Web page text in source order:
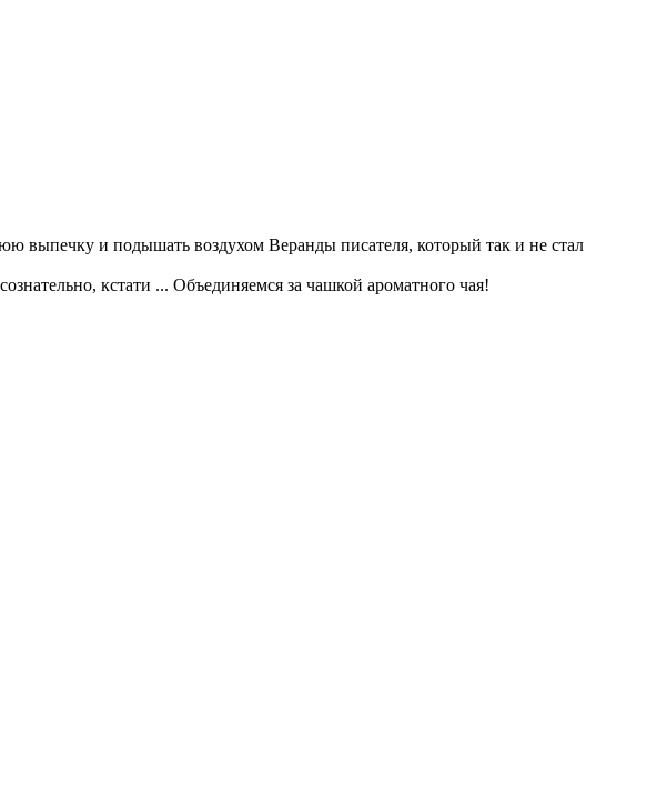
выпечку и подышать воздухом Веранды писателя, который так и не стал
кстати ... Объединяемся за чашкой ароматного чая!